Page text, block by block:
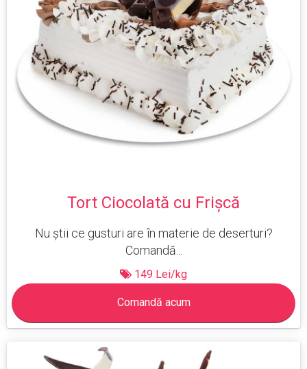
Tort Ciocolată cu Frișcă
Nu știi ce gusturi are în materie de deserturi?
Comandă...
149 Lei/kg
Comandă acum